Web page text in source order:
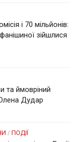
і 70 мільйонів:
зійшлися
та ймовріний
Дудар
/ ПОДІЇ